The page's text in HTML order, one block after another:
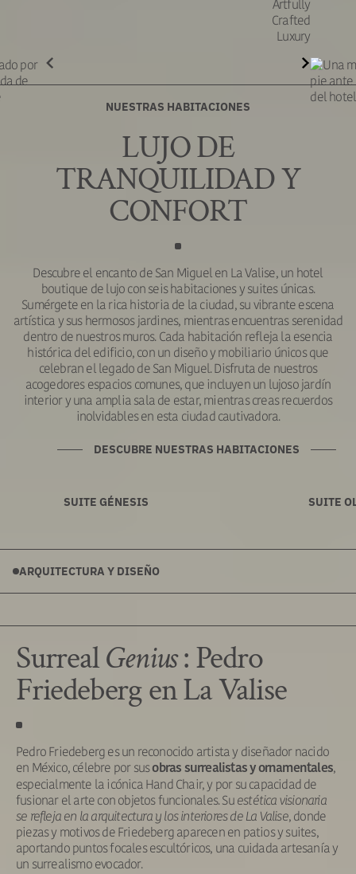
Artfully
Crafted
Luxury
NUESTRAS HABITACIONES
LUJO DE
TRANQUILIDAD Y
CONFORT
Descubre el encanto de San Miguel en La Valise, un hotel
boutique de lujo con seis habitaciones y suites únicas.
Sumérgete en la rica historia de la ciudad, su vibrante escena
artística y sus hermosos jardines, mientras encuentras serenidad
dentro de nuestros muros. Cada habitación refleja la esencia
histórica del edificio, con un diseño y mobiliario únicos que
celebran el legado de San Miguel. Disfruta de nuestros
acogedores espacios comunes, que incluyen un lujoso jardín
interior y una amplia sala de estar, mientras creas recuerdos
inolvidables en esta ciudad cautivadora.
DESCUBRE NUESTRAS HABITACIONES
SUITE GÉNESIS SUITE
ARQUITECTURA Y DISEÑO
SurrealGenius: Pedro
Friedeberg en La Valise
Pedro Friedeberg es un reconocido artista y diseñador nacido
en México, célebre por susobras surrealistas y ornamentales,
especialmente la icónica Hand Chair, y por su capacidad de
fusionar el arte con objetos funcionales. Suestética visionaria
se refleja en la arquitectura y los interiores de La Valise, donde
piezas y motivos de Friedeberg aparecen en patios y suites,
aportando puntos focales escultóricos, una cuidada artesanía y
un surrealismo evocador.